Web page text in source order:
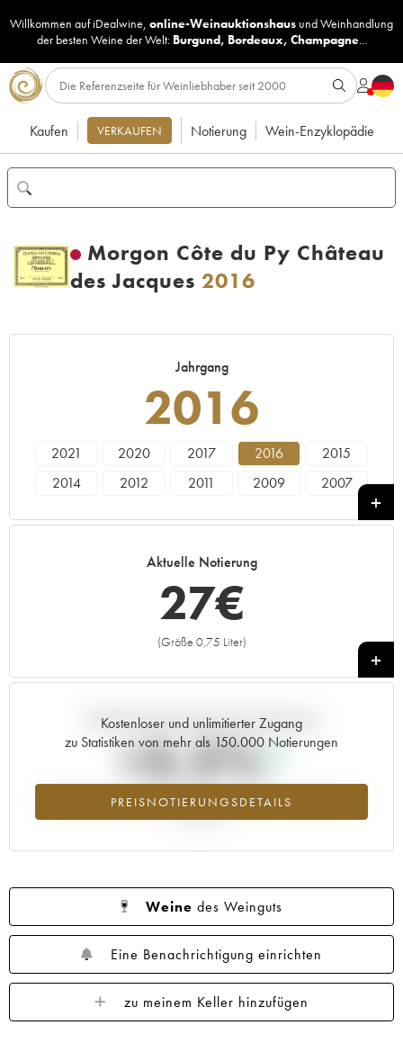
Willkommen auf iDealwine, online-Weinauktionshaus undWeinhandlung
der besten Weine der Welt: Burgund, Bordeaux, Champagne...
Kaufen VERKAUFEN Notierung Wein-Enzyklopädie
Morgon Côte du Py Château
des Jacques 2016
Jahrgang
2016
2021 2020 2017 2016
2015
2014
2012 2011 2009
2007
Aktuelle Notierung
27€
(Größe 0,75 Liter)
+
Kostenloser und unlimitierter Zugang
zu Statistiken von mehr als 150.000 Notierungen
PREISNOTIERUNGSDETAILS
Aktuelle Entwicklung der Preisnotierung
+3.5%
Preisanstiegs des Jahrgangs 2016 im Jahr 2026 im Vergleich zum
Weine des Weinguts
Eine Benachrichtigung einrichten
zu meinem Keller hinzufügen